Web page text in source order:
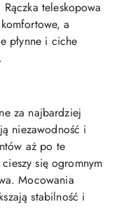
teleskopowa
a
płynne i ciche
za najbardziej
niezawodność i
aż po te
się ogromnym
Mocowania
stabilność i